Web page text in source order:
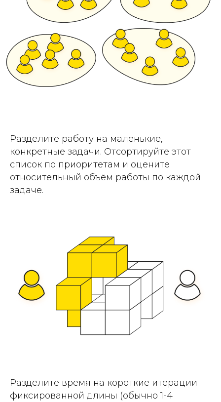
Разделите работу на маленькие,
конкретные задачи. Отсортируйте этот
список по приоритетам и оцените
относительный объём работы по каждой
задаче.
Разделите время на короткие итерации
фиксированной длины (обычно 1-4